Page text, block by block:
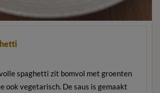
spaghetti zit bomvol met groenten
ook vegetarisch. De saus is gemaakt